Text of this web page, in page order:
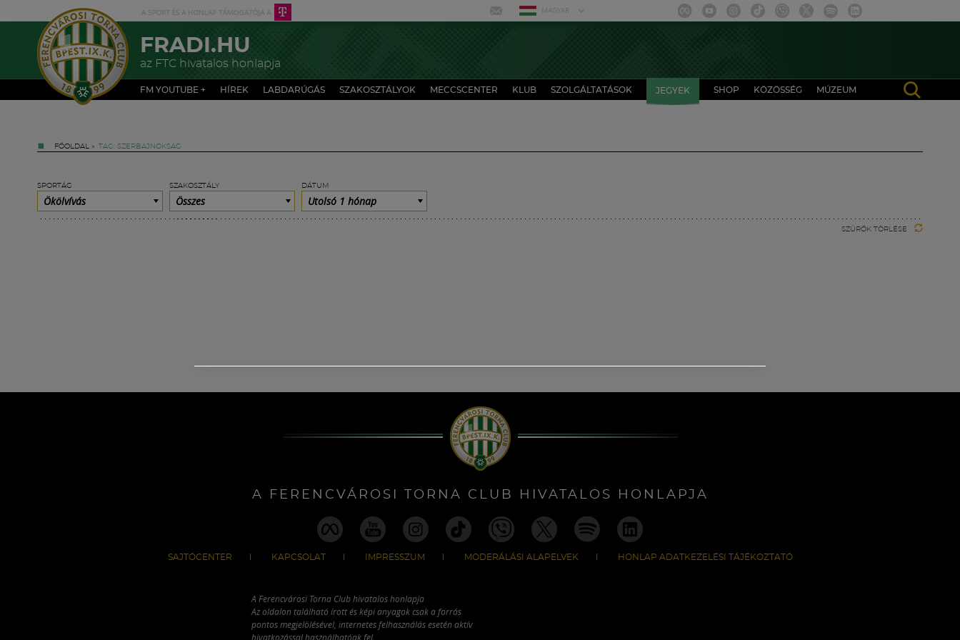
MAGYAR
FRADI.HU
az FTC hivatalos honlapja
FM YOUTUBE + HÍREK LABDARÚGÁS SZAKOSZTÁLYOK MECCSCENTER KLUB SZOLGÁLTATÁSOK JEGYEK SHOP KÖZÖSSÉG MÚZEUM
FŐOLDAL » TAG: SZERBAJNOKSÁG
SPORTÁG
Ökölvívás
SZAKOSZTÁLY
Összes
DÁTUM
Utolsó 1 hónap
SZŰRŐK TÖRLÉSE
A FERENCVÁROSI TORNA CLUB HIVATALOS HONLAPJA
SAJTÓCENTER KAPCSOLAT IMPRESSZUM MODERÁLÁSI ALAPELVEK HONLAP ADATKEZELÉSI TÁJÉKOZTATÓ
A Ferencvárosi Torna Club hivatalos honlapja
Az oldalon található írott és képi anyagok csak a forrás
pontos megjelölésével, internetes felhasználás esetén aktív
hivatkozással használhatóak fel.